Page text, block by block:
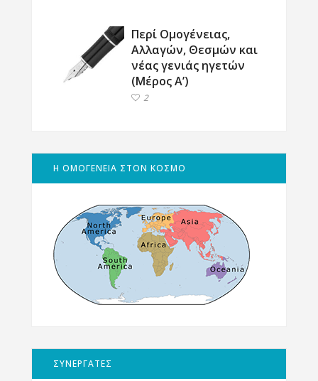
Περί Ομογένειας,
Αλλαγών, Θεσμών και
νέας γενιάς ηγετών
(Μέρος Α’)
2
Η ΟΜΟΓΕΝΕΙΑ ΣΤΟΝ ΚΟΣΜΟ
ΣΥΝΕΡΓΑΤΕΣ